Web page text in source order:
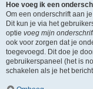
Hoe voeg ik een
Om een onderschrift aan
Dit kun je via het
optie voeg mijn
ook voor zorgen dat je
toegevoegd. Dit doe je
gebruikerspaneel (het is
schakelen als je het